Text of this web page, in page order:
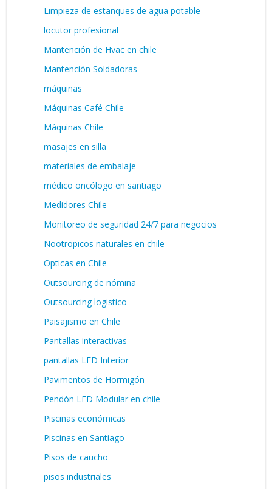
Limpieza de estanques de agua potable
locutor profesional
Mantención de Hvac en chile
Mantención Soldadoras
máquinas
Máquinas Café Chile
Máquinas Chile
masajes en silla
materiales de embalaje
médico oncólogo en santiago
Medidores Chile
Monitoreo de seguridad 24/7 para negocios
Nootropicos naturales en chile
Opticas en Chile
Outsourcing de nómina
Outsourcing logistico
Paisajismo en Chile
Pantallas interactivas
pantallas LED Interior
Pavimentos de Hormigón
Pendón LED Modular en chile
Piscinas económicas
Piscinas en Santiago
Pisos de caucho
pisos industriales